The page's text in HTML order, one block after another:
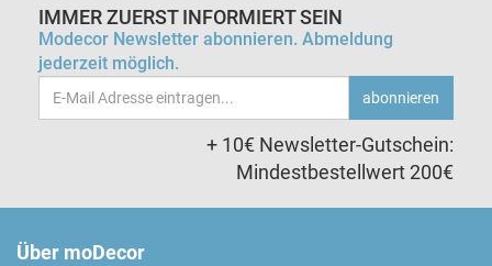
IMMER ZUERST INFORMIERT SEIN
Modecor Newsletter abonnieren. Abmeldung
jederzeit möglich.
Email-
Adresse
abonnieren
+ 10€ Newsletter-Gutschein:
Mindestbestellwert 200€
Über moDecor